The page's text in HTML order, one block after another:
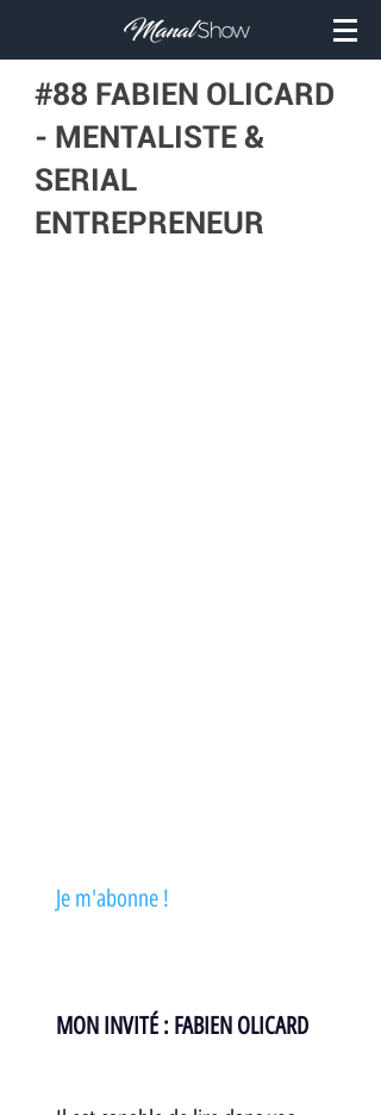
#88 FABIEN OLICARD
- MENTALISTE &
SERIAL
ENTREPRENEUR
Je m'abonne !
MON INVITÉ : FABIEN OLICARD